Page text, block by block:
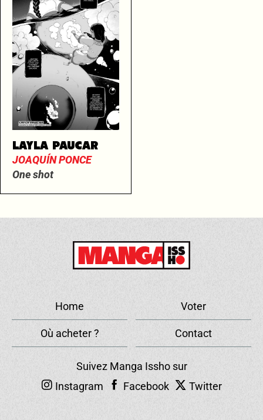
LAYLA PAUCAR
JOAQUÍN PONCE
One shot
Home Voter
Où acheter ? Contact
Suivez Manga Issho sur
Instagram
Facebook Twitter